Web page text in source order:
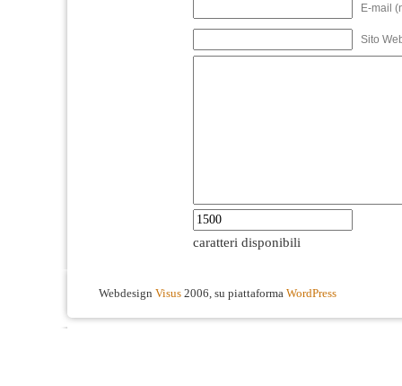
E-mail
Sito
caratteri disponibili
Webdesign Visus 2006, su piattaforma WordPress